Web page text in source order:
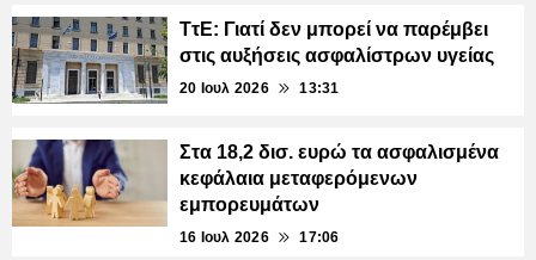
ΤτΕ: Γιατί δεν μπορεί να παρέμβει
στις αυξήσεις ασφαλίστρων υγείας
20 Ιουλ 2026 13:31
Στα 18,2 δισ. ευρώ τα ασφαλισμένα
κεφάλαια μεταφερόμενων
εμπορευμάτων
16 Ιουλ 2026 17:06